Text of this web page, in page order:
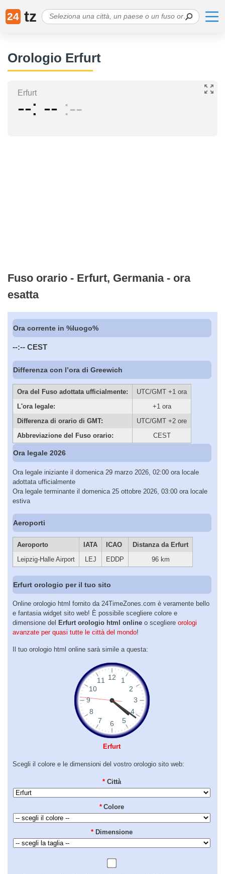
24 tz
Orologio Erfurt
Erfurt
-- -- --
Fuso orario - Erfurt, Germania - ora
esatta
Ora corrente in %luogo%
--:-- CEST
Differenza con l’ora di Greewich
Ora del Fuso adottata ufficialmente:
UTC/GMT +1 ora
L'ora legale:
+1 ora
Differenza di orario di GMT:
UTC/GMT +2 ore
Abbreviazione del Fuso orario:
CEST
Ora legale 2026
Ora legale iniziante il domenica 29 marzo 2026, 02:00 ora locale
adottata ufficialmente
Ora legale terminante il domenica 25 ottobre 2026, 03:00 ora locale
estiva
Aeroporti
Aeroporto IATA ICAO
Distanza da Erfurt
Leipzig-Halle Airport
LEJ EDDP 96 km
Erfurt orologio per il tuo sito
Online orologio html fornito da 24TimeZones.com è veramente bello
e fantasia widget sito web! È possibile scegliere colore e
dimensione del Erfurt orologio html online o scegliere orologi
avanzate per quasi tutte le città del mondo!
Il tuo orologio html online sarà simile a questa:
Erfurt
Scegli il colore e le dimensioni del vostro orologio sito web:
* Città
* Colore
* Dimensione